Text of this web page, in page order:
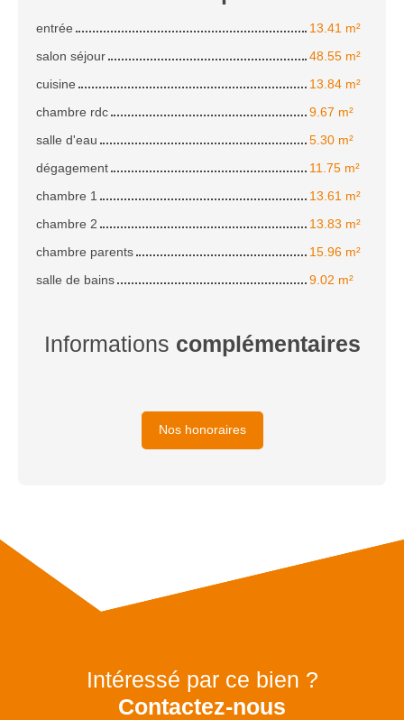
entrée
13.41 m²
salon séjour
48.55 m²
cuisine
13.84 m²
chambre rdc
9.67 m²
salle d'eau
5.30 m²
dégagement
11.75 m²
chambre 1
13.61 m²
chambre 2
13.83 m²
chambre parents
15.96 m²
salle de bains
9.02 m²
Informations complémentaires
Nos honoraires
Intéressé par ce bien ?
Contactez-nous